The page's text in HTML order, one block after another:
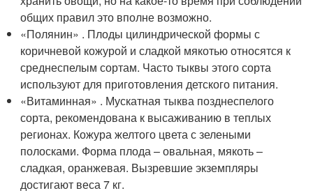
общих правил это вполне возможно.
«Полянин» . Плоды цилиндрической формы с
коричневой кожурой и сладкой мякотью относятся к
среднеспелым сортам. Часто тыквы этого сорта
используют для приготовления детского питания.
«Витаминная» . Мускатная тыква позднеспелого
сорта, рекомендована к высаживанию в теплых
регионах. Кожура желтого цвета с зелеными
полосками. Форма плода – овальная, мякоть –
сладкая, оранжевая. Вызревшие экземпляры
достигают веса 7 кг.